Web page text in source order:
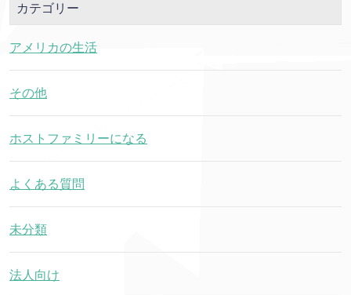
カテゴリー
アメリカの生活
その他
ホストファミリーになる
よくある質問
未分類
法人向け